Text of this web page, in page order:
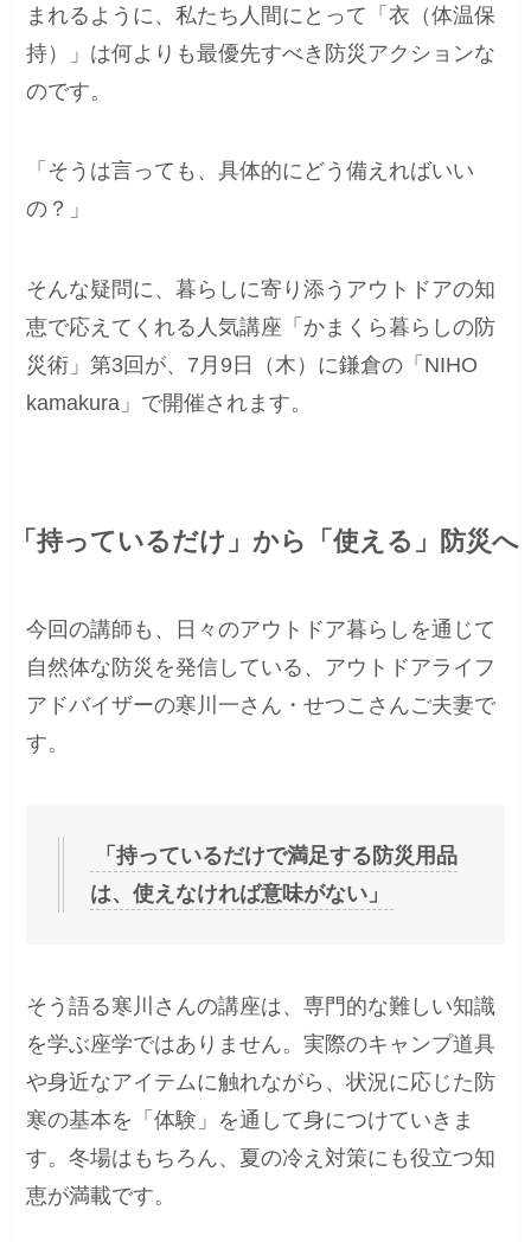
まれるように、私たち人間にとって「衣（体温保
持）」は何よりも最優先すべき防災アクションな
のです。
「そうは言っても、具体的にどう備えればいい
の？」
そんな疑問に、暮らしに寄り添うアウトドアの知
恵で応えてくれる人気講座「かまくら暮らしの防
災術」第3回が、7月9日（木）に鎌倉の「NIHO
kamakura」で開催されます。
「持っているだけ」から「使える」防災へ
今回の講師も、日々のアウトドア暮らしを通じて
自然体な防災を発信している、アウトドアライフ
アドバイザーの寒川一さん・せつこさんご夫妻で
す。
「持っているだけで満足する防災用品
は、使えなければ意味がない」
そう語る寒川さんの講座は、専門的な難しい知識
を学ぶ座学ではありません。実際のキャンプ道具
や身近なアイテムに触れながら、状況に応じた防
寒の基本を「体験」を通して身につけていきま
す。冬場はもちろん、夏の冷え対策にも役立つ知
恵が満載です。